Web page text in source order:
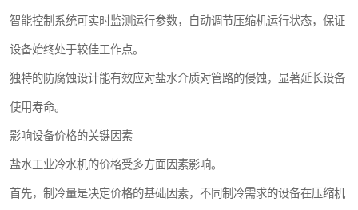
智能控制系统可实时监测运行参数，自动调节压缩机运行状态，保证
设备始终处于较佳工作点。
独特的防腐蚀设计能有效应对盐水介质对管路的侵蚀，显著延长设备
使用寿命。
影响设备价格的关键因素
盐水工业冷水机的价格受多方面因素影响。
首先，制冷量是决定价格的基础因素，不同制冷需求的设备在压缩机